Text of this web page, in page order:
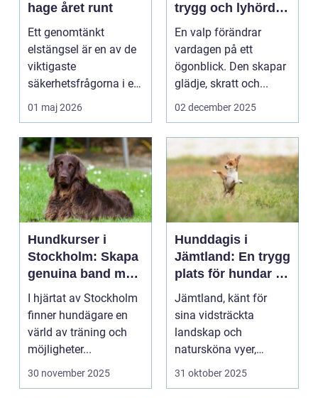
hage året runt
Ett genomtänkt
elstängsel är en av de
viktigaste
säkerhetsfrågorna i ett
häststall. Runt
Uppsala, me...
01 maj 2026
trygg och lyhörd
hund
En valp förändrar
vardagen på ett
ögonblick. Den skapar
glädje, skratt och...
02 december 2025
Hundkurser i
Stockholm: Skapa
genuina band med
din hund
I hjärtat av Stockholm
finner hundägare en
värld av träning och
möjligheter...
30 november 2025
Hunddagis i
Jämtland: En trygg
plats för hundar i
vårt vackra
landskap
Jämtland, känt för
sina vidsträckta
landskap och
natursköna vyer,
erbjuder ...
31 oktober 2025